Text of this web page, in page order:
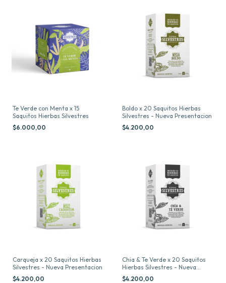
Te Verde con Menta x 15
Saquitos Hierbas Silvestres
$6.000,00
Boldo x 20 Saquitos Hierbas
Silvestres - Nueva Presentacion
$4.200,00
Carqueja x 20 Saquitos Hierbas
Silvestres - Nueva Presentacion
$4.200,00
Chia & Te Verde x 20 Saquitos
Hierbas Silvestres - Nueva
Presentacion
$4.200,00